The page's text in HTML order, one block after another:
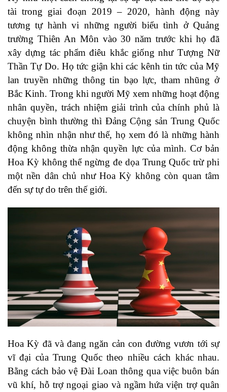
tài trong giai đoạn 2019 – 2020, hành động này
tương tự hành vi những người biểu tình ở Quảng
trường Thiên An Môn vào 30 năm trước khi họ đã
xây dựng tác phẩm điêu khắc giống như Tượng Nữ
Thần Tự Do. Họ tức giận khi các kênh tin tức của Mỹ
lan truyền những thông tin bạo lực, tham nhũng ở
Bắc Kinh. Trong khi người Mỹ xem những hoạt động
nhân quyền, trách nhiệm giải trình của chính phủ là
chuyện bình thường thì Đảng Cộng sản Trung Quốc
không nhìn nhận như thế, họ xem đó là những hành
động không thừa nhận quyền lực của mình. Cơ bản
Hoa Kỳ không thể ngừng đe dọa Trung Quốc trừ phi
một nền dân chủ như Hoa Kỳ không còn quan tâm
đến sự tự do trên thế giới.
Hoa Kỳ đã và đang ngăn cản con đường vươn tới sự
vĩ đại của Trung Quốc theo nhiều cách khác nhau.
Bằng cách bảo vệ Đài Loan thông qua việc buôn bán
vũ khí, hỗ trợ ngoại giao và ngầm hứa viện trợ quân